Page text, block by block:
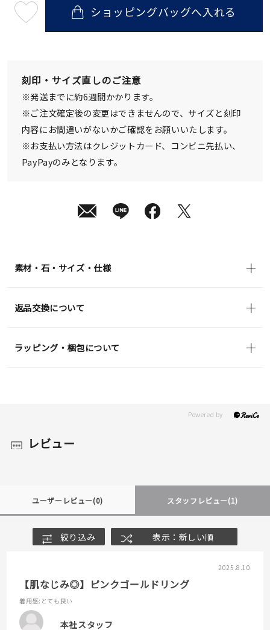
08
送
¥52,800 (tax
in)
ショッピングバッグへ入れる
刻印・サイズ直しのご注意
※発送までに約6週間かかります。
※ご注文確定後の変更はできませんので、サイズと刻印
内容にお間違いがないかご確認をお願いいたします。
※お支払い方法はクレジットカード、コンビニ先払い、
PayPayのみとなります。
素材・石・サイズ・仕様
返品交換について
ラッピング・梱包について
レビュー
ユーザーレビュー(0) スタッフレビュー(1)
絞り込み 表示：新しい順
2025.8.10
【肌なじみ◎】ピンクゴールドリング
着用感:とても良い
本社スタッフ